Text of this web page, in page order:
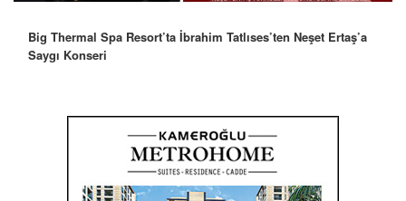
Big Thermal Spa Resort’ta İbrahim Tatlıses’ten Neşet Ertaş’a
Saygı Konseri